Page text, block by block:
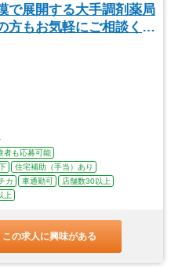
で展開する大手調剤薬局
方もお気軽にご相談くだ
者も応募可能
住宅補助（手当）あり
カ 車通勤可
店舗数30以上
上
この求人に興味がある